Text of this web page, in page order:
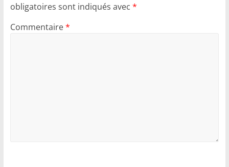
obligatoires sont indiqués avec *
Commentaire*